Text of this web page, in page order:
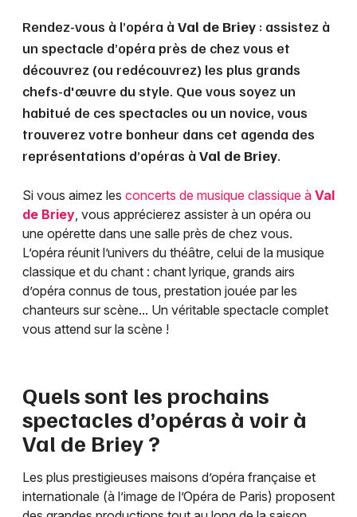
Rendez-vous à l’opéra à Val de Briey : assistez à
un spectacle d’opéra près de chez vous et
découvrez (ou redécouvrez) les plus grands
chefs-d'œuvre du style. Que vous soyez un
habitué de ces spectacles ou un novice, vous
trouverez votre bonheur dans cet agenda des
représentations d’opéras à Val de Briey.
Si vous aimez les concerts de musique classique à Val
de Briey, vous apprécierez assister à un opéra ou
une opérette dans une salle près de chez vous.
L’opéra réunit l’univers du théâtre, celui de la musique
classique et du chant : chant lyrique, grands airs
d’opéra connus de tous, prestation jouée par les
chanteurs sur scène... Un véritable spectacle complet
vous attend sur la scène !
Quels sont les prochains
spectacles d’opéras à voir à
Val de Briey ?
Les plus prestigieuses maisons d’opéra française et
internationale (à l’image de l’Opéra de Paris) proposent